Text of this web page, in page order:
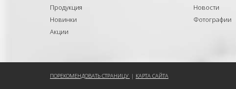
Продукция
Новинки
Акции
Новости
Фотографии
ПОРЕКОМЕНДОВАТЬ СТРАНИЦУ | КАРТА САЙТА